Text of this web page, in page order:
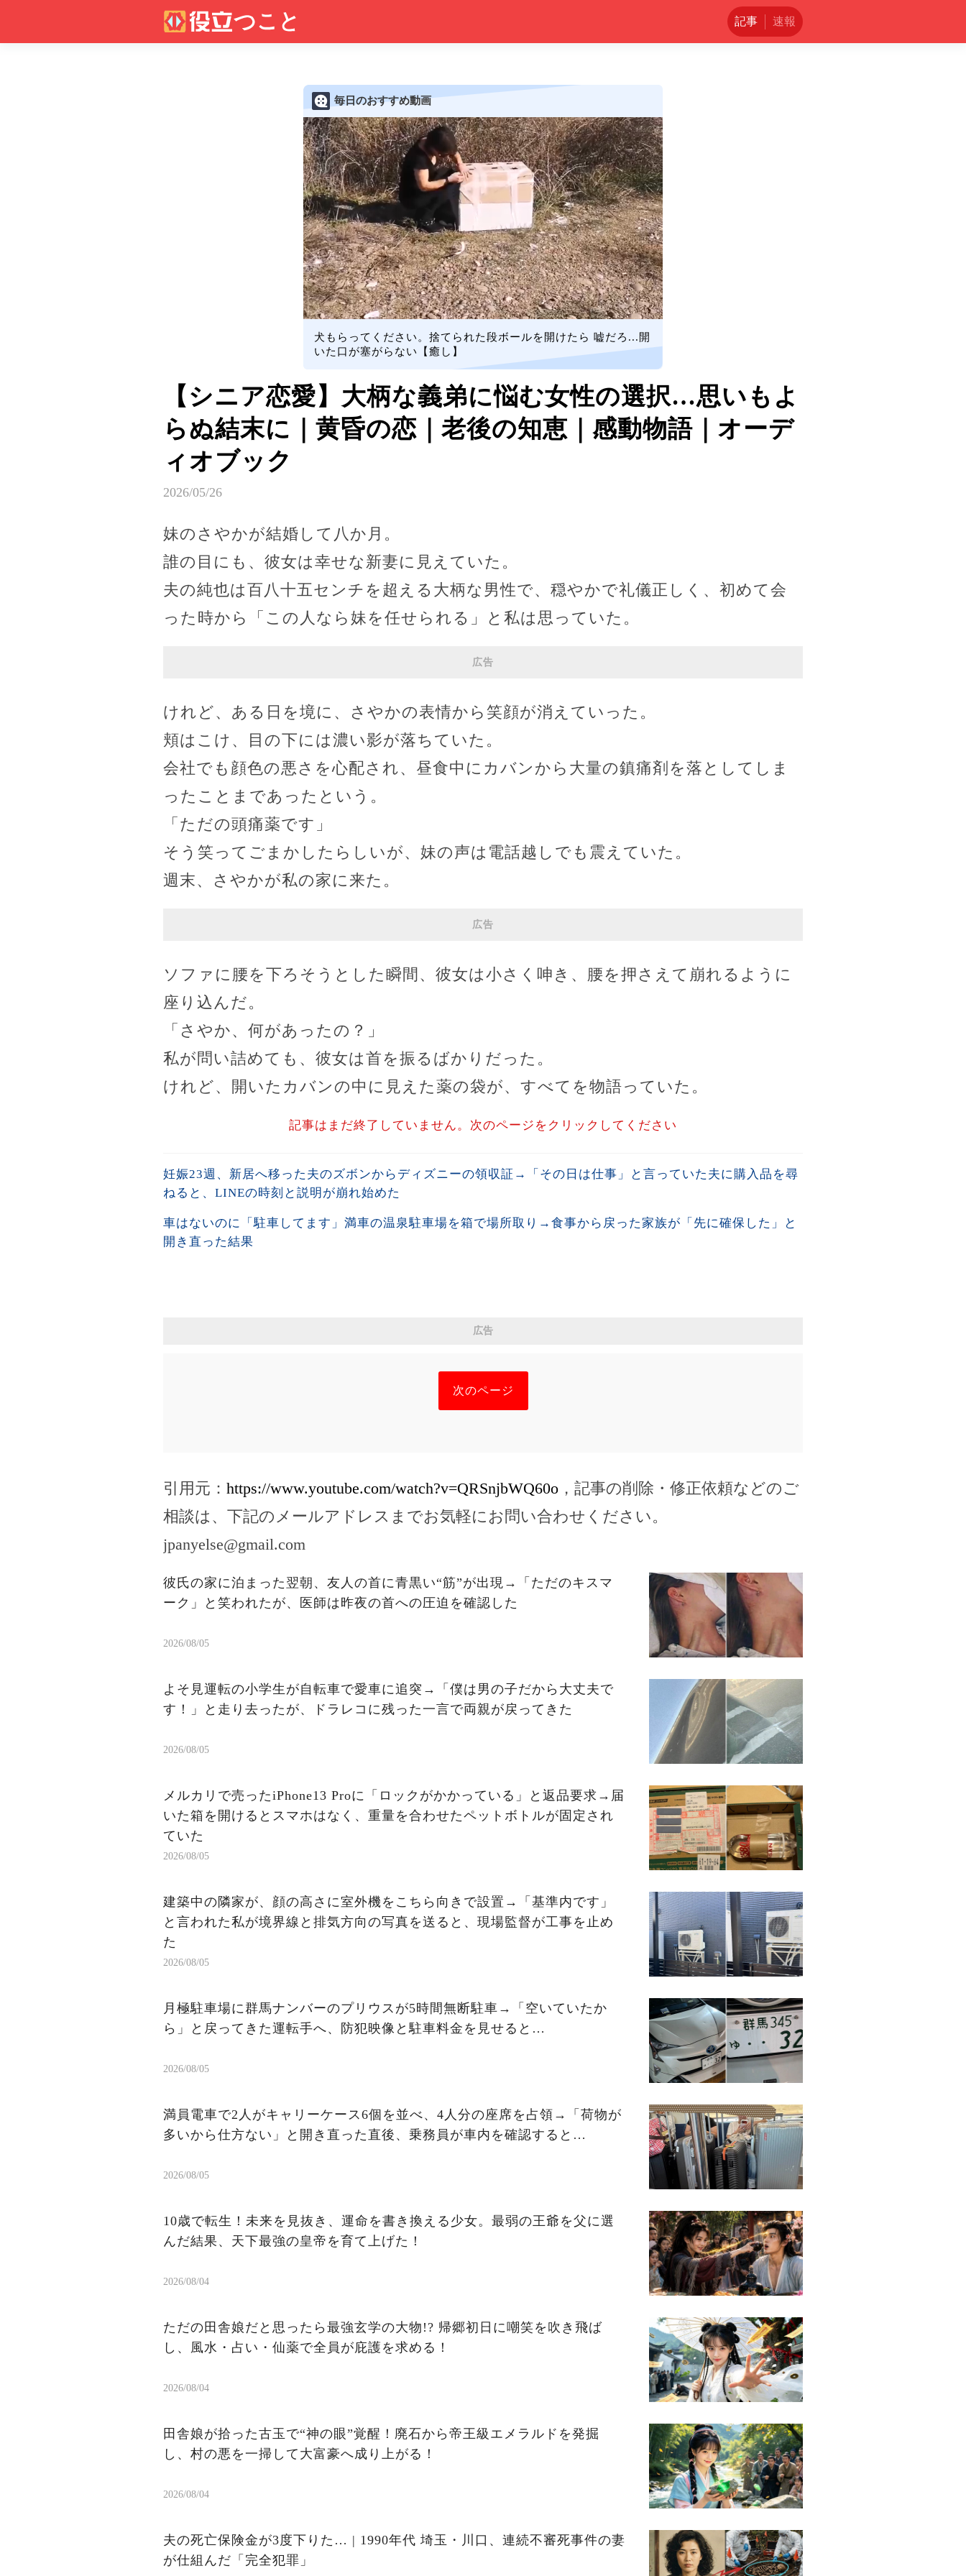
記事 速報
毎日のおすすめ動画
犬もらってください。捨てられた段ボールを開けたら 嘘だろ...開
いた口が塞がらない【癒し】
【シニア恋愛】大柄な義弟に悩む女性の選択…思いもよ
らぬ結末に｜黄昏の恋｜老後の知恵｜感動物語｜オーデ
ィオブック
2026/05/26
妹のさやかが結婚して八か月。
誰の目にも、彼女は幸せな新妻に見えていた。
夫の純也は百八十五センチを超える大柄な男性で、穏やかで礼儀正しく、初めて会
った時から「この人なら妹を任せられる」と私は思っていた。
広告
けれど、ある日を境に、さやかの表情から笑顔が消えていった。
頬はこけ、目の下には濃い影が落ちていた。
会社でも顔色の悪さを心配され、昼食中にカバンから大量の鎮痛剤を落としてしま
ったことまであったという。
「ただの頭痛薬です」
そう笑ってごまかしたらしいが、妹の声は電話越しでも震えていた。
週末、さやかが私の家に来た。
広告
ソファに腰を下ろそうとした瞬間、彼女は小さく呻き、腰を押さえて崩れるように
座り込んだ。
「さやか、何があったの？」
私が問い詰めても、彼女は首を振るばかりだった。
けれど、開いたカバンの中に見えた薬の袋が、すべてを物語っていた。
記事はまだ終了していません。次のページをクリックしてください
妊娠23週、新居へ移った夫のズボンからディズニーの領収証→「その日は仕事」と言っていた夫に購入品を尋
ねると、LINEの時刻と説明が崩れ始めた
車はないのに「駐車してます」満車の温泉駐車場を箱で場所取り→食事から戻った家族が「先に確保した」と
開き直った結果
広告
次のページ
引用元： https://www.youtube.com/watch?v=QRSnjbWQ60o ，記事の削除・修正依頼などのご
相談は、下記のメールアドレスまでお気軽にお問い合わせください。
jpanyelse@gmail.com
彼氏の家に泊まった翌朝、友人の首に青黒い“筋”が出現→「ただのキスマ
ーク」と笑われたが、医師は昨夜の首への圧迫を確認した
2026/08/05
よそ見運転の小学生が自転車で愛車に追突→「僕は男の子だから大丈夫で
す！」と走り去ったが、ドラレコに残った一言で両親が戻ってきた
2026/08/05
メルカリで売ったiPhone13 Proに「ロックがかかっている」と返品要求→届
いた箱を開けるとスマホはなく、重量を合わせたペットボトルが固定され
ていた
2026/08/05
建築中の隣家が、顔の高さに室外機をこちら向きで設置→「基準内です」
と言われた私が境界線と排気方向の写真を送ると、現場監督が工事を止め
た
2026/08/05
月極駐車場に群馬ナンバーのプリウスが5時間無断駐車→「空いていたか
ら」と戻ってきた運転手へ、防犯映像と駐車料金を見せると…
2026/08/05
満員電車で2人がキャリーケース6個を並べ、4人分の座席を占領→「荷物が
多いから仕方ない」と開き直った直後、乗務員が車内を確認すると…
2026/08/05
10歳で転生！未来を見抜き、運命を書き換える少女。最弱の王爺を父に選
んだ結果、天下最強の皇帝を育て上げた！
2026/08/04
ただの田舎娘だと思ったら最強玄学の大物!? 帰郷初日に嘲笑を吹き飛ば
し、風水・占い・仙薬で全員が庇護を求める！
2026/08/04
田舎娘が拾った古玉で“神の眼”覚醒！廃石から帝王級エメラルドを発掘
し、村の悪を一掃して大富豪へ成り上がる！
2026/08/04
夫の死亡保険金が3度下りた… | 1990年代 埼玉・川口、連続不審死事件の妻
が仕組んだ「完全犯罪」